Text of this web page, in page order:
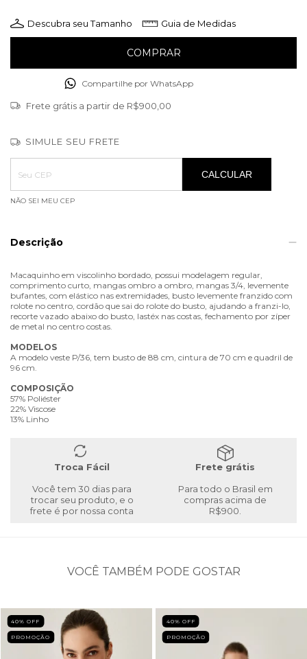
Descubra seu Tamanho Guia de Medidas
Compartilhe por WhatsApp
Frete grátis a partir de R$900,00
SIMULE SEU FRETE
Entregas para o CEP:
ALTERAR CEP
CALCULAR
NÃO SEI MEU CEP
Descrição
Macaquinho em viscolinho bordado, possui modelagem regular,
comprimento curto, mangas ombro a ombro, mangas 3/4, levemente
bufantes, com elástico nas extremidades, busto levemente franzido com
rolote no centro, cordão que sai do rolote do busto, ajudando a franzi-lo,
recorte vazado abaixo do busto, lastéx nas costas, fechamento por zíper
de metal no centro costas.
MODELOS
A modelo veste P/36, tem busto de 88 cm, cintura de 70 cm e quadril de
96 cm.
COMPOSIÇÃO
57% Poliéster
22% Viscose
13% Linho
Troca Fácil
Você tem 30 dias para
trocar seu produto, e o
frete é por nossa conta
Frete grátis
Para todo o Brasil em
compras acima de
R$900.
VOCÊ TAMBÉM PODE GOSTAR
40% OFF
PROMOÇÃO
40% OFF
PROMOÇÃO